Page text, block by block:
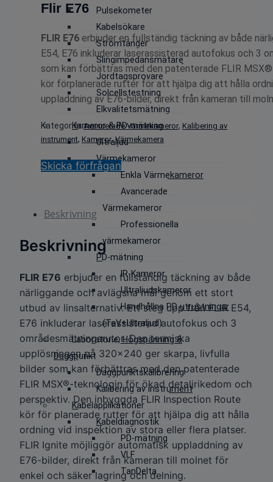
Pulsekometer
Kabelsökare
Strömtänger
Slingimpedansmätare
Jordtagsprovare
Solcellstestning
Elkvalitetsmätning
Kameror & PD-mätning
Ultraljud
Värmekameror
Enkla Värmekameror
Avancerade
Värmekameror
Professionella
värmekameror
PD-mätning
IR-Kameror
Ultraljudskameror
Handhållna PD utrustningar
(TeV+Ultraljud)
Laboratorie, Högspänning &
Daggpunkt
Daggpunktskalibrering
Kalibering av instrument
Kabelapplikationer
Kabeldiagnostik
PD-mätning
VLF
TanDelta
Flir E76
FLIR E76 erbjuder en fullständig täckning av både
E54, E76 inkluderar laserassisterad autofokus och 3
som kan förbättras med den patenterade FLIR
kör förplanerade rutter för att hjälpa dig att hålla
uppladdning av E76-bilder, direkt från kameran till
Kategorier Avancerade Värmekameror, Kalibering av
instrument, Kameror,Värmekamera
Skicka förfrågan
Beskrivning
Beskrivning
FLIR E76 erbjuder en fullständig täckning av både
närliggande och avlägsna mål genom ett stort
utbud av linsalternativ. Ett steg upp från FLIR E54,
E76 inkluderar laserassisterad autofokus och 3
områdesmätningsrutor. Den termiska
upplösningen på 320×240 ger skarpa, livfulla
bilder som kan förbättras med den patenterade
FLIR MSX®-teknologin för ökad detaljrikedom och
perspektiv. Den inbyggda FLIR Inspection Route
kör för planerade rutter för att hjälpa dig att hålla
ordning vid inspektion av stora eller flera platser.
FLIR Ignite möjliggör automatisk uppladdning av
E76-bilder, direkt från kameran till molnet för
enkel och säker lagring och delning.